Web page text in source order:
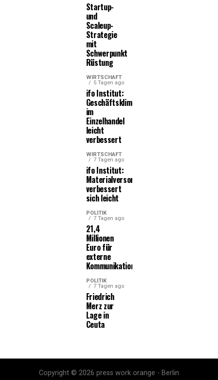
Startup-
und
Scaleup-
Strategie
mit
Schwerpunkt
Rüstung
WIRTSCHAFT
5 Tagen ago
ifo Institut:
Geschäftsklima
im
Einzelhandel
leicht
verbessert
WIRTSCHAFT
7 Tagen ago
ifo Institut:
Materialversorgung
verbessert
sich leicht
POLITIK
7 Tagen ago
21,4
Millionen
Euro für
externe
Kommunikationsleistungen
POLITIK
7 Tagen ago
Friedrich
Merz zur
Lage in
Ceuta
Copyright © 2026 press work orange - Berlin